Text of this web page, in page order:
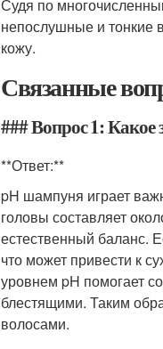
Судя по
непослушные и тонкие
кожу.
Связанные
### Вопрос 1: Какое
**Ответ:**
pH шампуня играет
головы составляет
естественный баланс.
что может привести к
уровнем pH помогает
блестящими. Таким
волосами.